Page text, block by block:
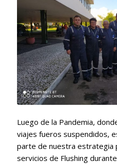
Luego de la Pandemia,
viajes fueros suspendidos,
parte de nuestra estrategia
servicios de Flushing